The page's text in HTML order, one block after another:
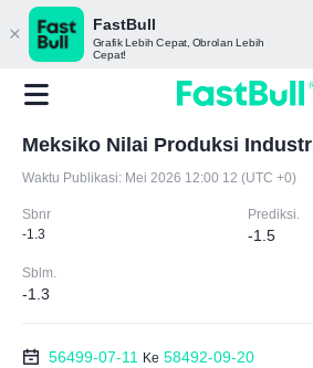
FastBull
Grafik Lebih Cepat, Obrolan Lebih
Cepat!
Meksiko Nilai Produksi
Waktu Publikasi: Mei 2026 12:00 12 (UTC +0)
Sbnr
-1.3
Prediksi.
-1.5
Sblm.
-1.3
56499-07-11 Ke 58492-09-20